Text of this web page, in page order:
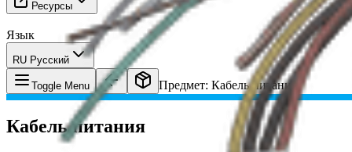
Ресурсы
Язык
RU Русский
Toggle Menu Предмет: Кабель питания
Кабель питания